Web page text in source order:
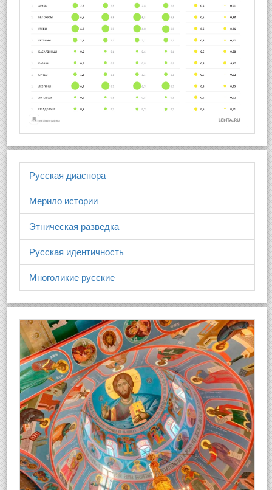
Русская диаспора
Мерило истории
Этническая разведка
Русская идентичность
Многоликие русские